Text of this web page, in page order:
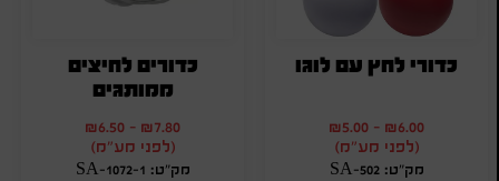
כדורי לחץ עם לוגו
₪6.00
-
₪5.00
(לפני מע"מ)
מק"ט: SA-502
כדורים לחיצים
ממותגים
₪7.80
-
₪6.50
(לפני מע"מ)
מק"ט: SA-1072-1